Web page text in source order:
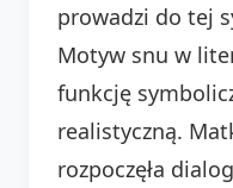
prowadzi do tej
Motyw snu w
funkcję
realistyczną.
rozpoczęła